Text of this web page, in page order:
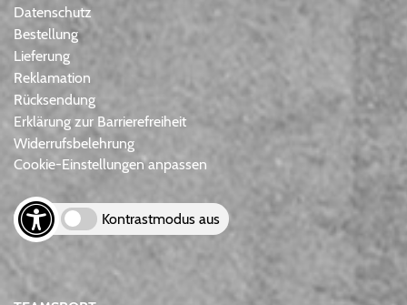
Datenschutz
Bestellung
Lieferung
Reklamation
Rücksendung
Erklärung zur Barrierefreiheit
Widerrufsbelehrung
Cookie-Einstellungen anpassen
Kontrastmodus aus